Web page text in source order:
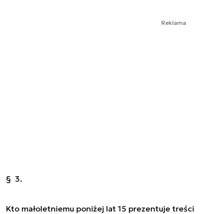
Reklama
§ 3.
Kto małoletniemu poniżej lat 15 prezentuje treści